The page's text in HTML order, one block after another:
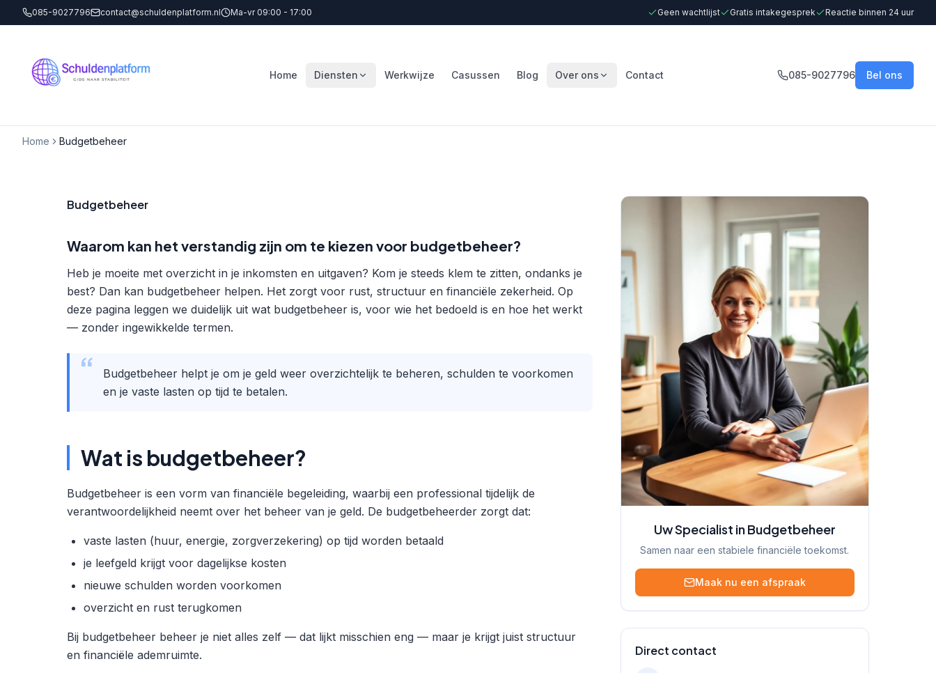
085-9027796 contact@schuldenplatform.nl Ma-vr 09:00 - 17:00 Geen wachtlijst Gratis intakegesprek Reactie binnen 24 uur
Home Diensten Werkwijze Casussen Blog Over ons Contact 085-9027796 Bel ons
Home Budgetbeheer
Budgetbeheer
Waarom kan het verstandig zijn om te kiezen voor budgetbeheer?
Heb je moeite met overzicht in je inkomsten en uitgaven? Kom je steeds klem te zitten, ondanks je
best? Dan kan budgetbeheer helpen. Het zorgt voor rust, structuur en financiële zekerheid. Op
deze pagina leggen we duidelijk uit wat budgetbeheer is, voor wie het bedoeld is en hoe het werkt
— zonder ingewikkelde termen.
Budgetbeheer helpt je om je geld weer overzichtelijk te beheren, schulden te voorkomen
en je vaste lasten op tijd te betalen.
Wat is budgetbeheer?
Budgetbeheer is een vorm van financiële begeleiding, waarbij een professional tijdelijk de
verantwoordelijkheid neemt over het beheer van je geld. De budgetbeheerder zorgt dat:
vaste lasten (huur, energie, zorgverzekering) op tijd worden betaald
je leefgeld krijgt voor dagelijkse kosten
nieuwe schulden worden voorkomen
overzicht en rust terugkomen
Bij budgetbeheer beheer je niet alles zelf — dat lijkt misschien eng — maar je krijgt juist structuur
en financiële ademruimte.
Uw Specialist in Budgetbeheer
Samen naar een stabiele financiële toekomst.
Maak nu een afspraak
Direct contact